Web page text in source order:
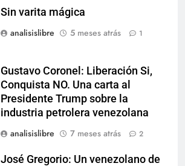
Sin varita mágica
analisislibre
5 meses atrás 1
Gustavo Coronel: Liberación Si,
Conquista NO. Una carta al
Presidente Trump sobre la
industria petrolera venezolana
analisislibre
7 meses atrás 2
José Gregorio: Un venezolano de